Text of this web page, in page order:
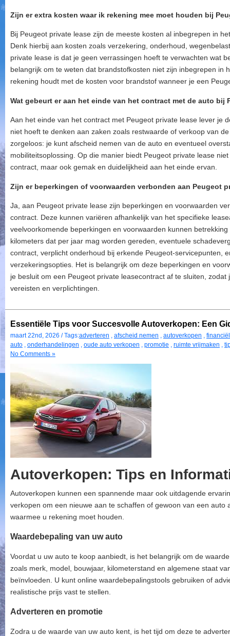
Zijn er extra kosten waar ik rekening mee moet houden bij
Bij Peugeot private lease zijn de meeste kosten al inbegrepen in
Denk hierbij aan kosten zoals verzekering, onderhoud,
private lease is dat je geen verrassingen hoeft te verwachten wat
belangrijk om te weten dat brandstofkosten niet zijn inbegrepen in
rekening houdt met de kosten voor brandstof wanneer je een
Wat gebeurt er aan het einde van het contract met de auto bij
Aan het einde van het contract met Peugeot private lease lever je
niet hoeft te denken aan zaken zoals restwaarde of verkoop van
zorgeloos: je kunt afscheid nemen van de auto en eventueel
mobiliteitsoplossing. Op die manier biedt Peugeot private lease
contract, maar ook gemak en duidelijkheid aan het einde ervan.
Zijn er beperkingen of voorwaarden verbonden aan Peugeot
Ja, aan Peugeot private lease zijn beperkingen en voorwaarden
contract. Deze kunnen variëren afhankelijk van het specifieke
veelvoorkomende beperkingen en voorwaarden kunnen
kilometers dat per jaar mag worden gereden, eventuele
contract, verplicht onderhoud bij erkende Peugeot-servicepunten,
verzekeringsopties. Het is belangrijk om deze beperkingen en
je besluit om een Peugeot private leasecontract af te sluiten,
vereisten en verplichtingen.
Essentiële Tips voor Succesvolle Autoverkopen: Een
maart 22nd, 2026 / Tags:adverteren , afscheid nemen , autoverkopen ,
auto , onderhandelingen , oude auto verkopen , promotie , ruimte vrijmaken ,
No Comments »
Autoverkopen: Tips en
Autoverkopen kunnen een spannende maar ook uitdagende
verkopen om een nieuwe aan te schaffen of gewoon van een auto
waarmee u rekening moet houden.
Waardebepaling van uw auto
Voordat u uw auto te koop aanbiedt, is het belangrijk om de
zoals merk, model, bouwjaar, kilometerstand en algemene staat
beïnvloeden. U kunt online waardebepalingstools gebruiken of
realistische prijs vast te stellen.
Adverteren en promotie
Zodra u de waarde van uw auto kent, is het tijd om deze te